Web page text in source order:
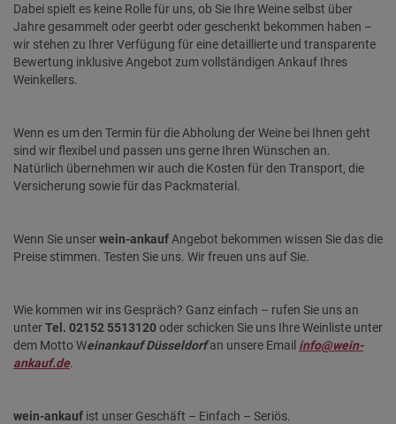
Dabei spielt es keine Rolle für uns, ob Sie Ihre Weine selbst über
Jahre gesammelt oder geerbt oder geschenkt bekommen haben –
wir stehen zu Ihrer Verfügung für eine detaillierte und transparente
Bewertung inklusive Angebot zum vollständigen Ankauf Ihres
Weinkellers.
Wenn es um den Termin für die Abholung der Weine bei Ihnen geht
sind wir flexibel und passen uns gerne Ihren Wünschen an.
Natürlich übernehmen wir auch die Kosten für den Transport, die
Versicherung sowie für das Packmaterial.
Wenn Sie unserwein-ankauf Angebot bekommen wissen Sie das die
Preise stimmen. Testen Sie uns. Wir freuen uns auf Sie.
Wie kommen wir ins Gespräch? Ganz einfach – rufen Sie uns an
unterTel. 02152 5513120oder schicken Sie uns Ihre Weinliste unter
dem Motto Weinankauf Düsseldorfan unsere Email info@wein-
ankauf.de.
wein-ankauf ist unser Geschäft – Einfach – Seriös.